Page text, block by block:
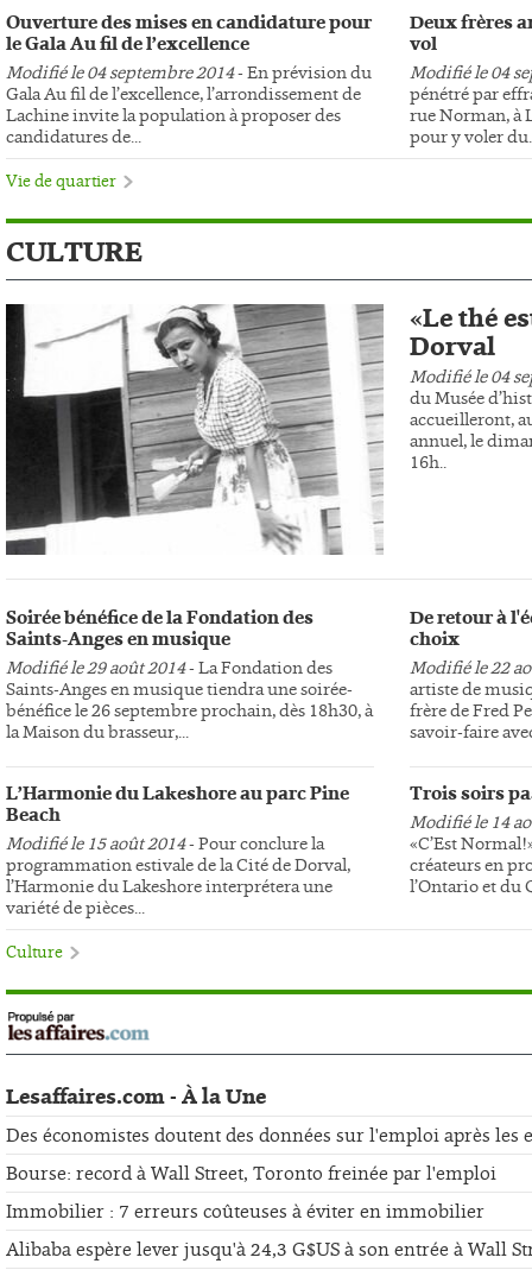
Ouverture des mises en candidature pour
le Gala Au fil de l’excellence
Modifié le 04 septembre 2014- En prévision du
Gala Au fil de l’excellence, l’arrondissement de
Lachine invite la population à proposer des
candidatures de...
Deux frères
vol
Modifié le 04
pénétré par
rue Norman, à
pour y voler
Vie de quartier
CULTURE
«Le thé
Dorval
Modifié le 04
du Musée
accueilleront,
annuel, le
16h..
Soirée bénéfice de la Fondation des
Saints-Anges en musique
Modifié le 29 août 2014- La Fondation des
Saints-Anges en musique tiendra une soirée-
bénéfice le 26 septembre prochain, dès 18h30, à
la Maison du brasseur,...
L’Harmonie du Lakeshore au parc Pine
Beach
Modifié le 15 août 2014- Pour conclure la
programmation estivale de la Cité de Dorval,
l’Harmonie du Lakeshore interprétera une
variété de pièces...
De retour à
choix
Modifié le 22
artiste de
frère de Fred
savoir-faire
Trois soirs
Modifié le 14
«C’Est
créateurs en
l’Ontario et du
Culture
Lesaffaires.com - À la Une
Des économistes doutent des données sur l'emploi après
Bourse: record à Wall Street, Toronto freinée par l'emploi
Immobilier : 7 erreurs coûteuses à éviter en immobilier
Alibaba espère lever jusqu'à 24,3 G$US à son entrée à Wall